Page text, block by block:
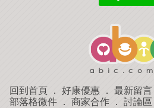
回到首頁 ． 好康優惠 ． 最新留言
部落格微件． 商家合作． 討論區